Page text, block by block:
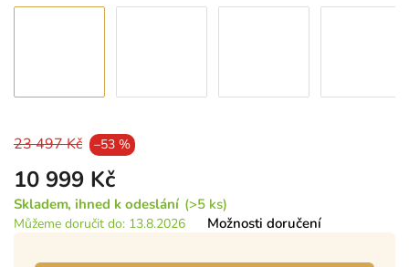
23 497 Kč –53 %
10 999 Kč
Měrná
cena:
Skladem (>5 ks)
Můžeme doručit do: 13.8.2026 Možnosti doručení